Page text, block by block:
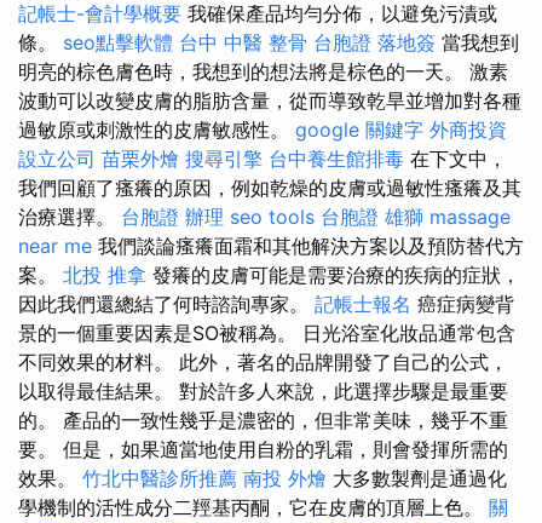
記帳士-會計學概要 我確保產品均勻分佈，以避免污漬或
條。 seo點擊軟體 台中 中醫 整骨 台胞證 落地簽 當我想到
明亮的棕色膚色時，我想到的想法將是棕色的一天。 激素
波動可以改變皮膚的脂肪含量，從而導致乾旱並增加對各種
過敏原或刺激性的皮膚敏感性。 google 關鍵字 外商投資
設立公司 苗栗外燴 搜尋引擎 台中養生館排毒 在下文中，
我們回顧了瘙癢的原因，例如乾燥的皮膚或過敏性瘙癢及其
治療選擇。 台胞證 辦理 seo tools 台胞證 雄獅 massage
near me 我們談論瘙癢面霜和其他解決方案以及預防替代方
案。 北投 推拿 發癢的皮膚可能是需要治療的疾病的症狀，
因此我們還總結了何時諮詢專家。 記帳士報名 癌症病變背
景的一個重要因素是SO被稱為。 日光浴室化妝品通常包含
不同效果的材料。 此外，著名的品牌開發了自己的公式，
以取得最佳結果。 對於許多人來說，此選擇步驟是最重要
的。 產品的一致性幾乎是濃密的，但非常美味，幾乎不重
要。 但是，如果適當地使用自粉的乳霜，則會發揮所需的
效果。 竹北中醫診所推薦 南投 外燴 大多數製劑是通過化
學機制的活性成分二羥基丙酮，它在皮膚的頂層上色。 關